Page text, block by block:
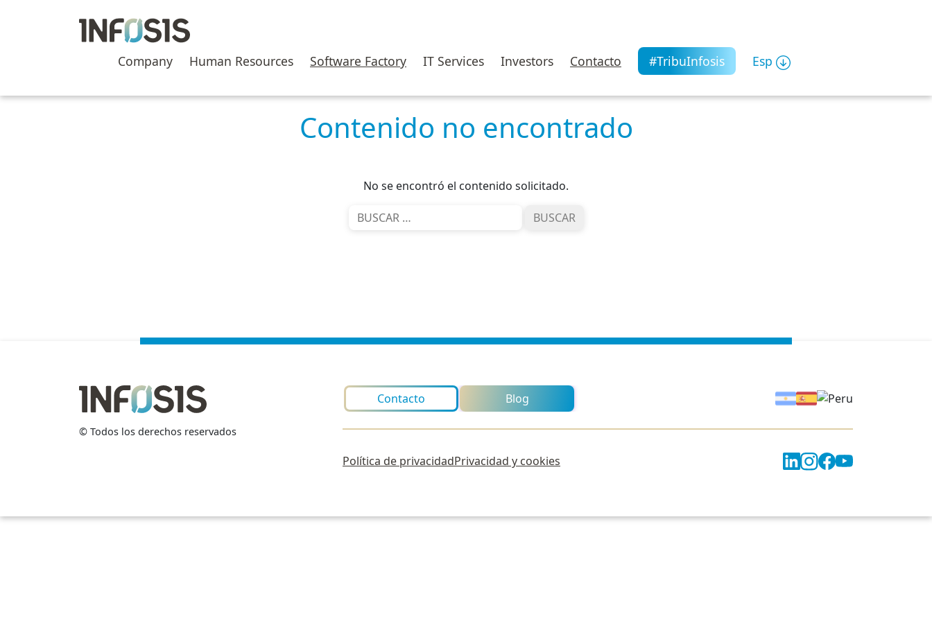
Company Human Resources Software Factory IT Services Investors Contacto #TribuInfosis Esp
Contenido no encontrado
No se encontró el contenido solicitado.
Buscar:
© Todos los derechos reservados
Contacto Blog
Política de privacidadPrivacidad y cookies